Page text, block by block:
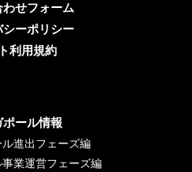
わせフォーム
シーポリシー
利用規約
ポール情報
進出フェーズ編
業運営フェーズ編